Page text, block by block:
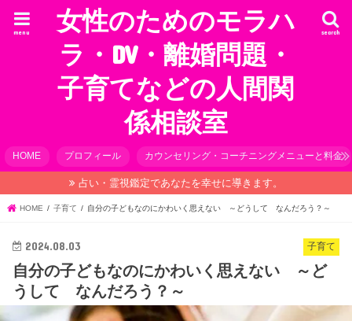
女性のためのモラハ
ラ・DV・離婚問題・
子育てなどの人間関
係相談室
search
menu
HOME プロフィール カウンセリング・コーチニングメニューと料金
占い・霊視鑑定であなたを幸せに導きます。
HOME 子育て 自分の子どもなのにかわいく思えない ～どうして なんだろう？～
子育て
2024.08.03
自分の子どもなのにかわいく思えない ～ど
うして なんだろう？～